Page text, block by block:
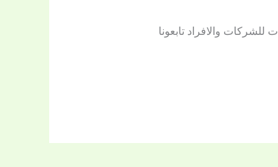
والافراد تابعونا